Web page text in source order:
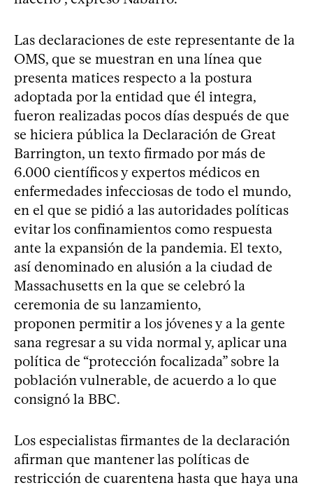
Las declaraciones de este representante de la
OMS, que se muestran en una línea que
presenta matices respecto a la postura
adoptada por la entidad que él integra,
fueron realizadas pocos días después de que
se hiciera pública la Declaración de Great
Barrington, un texto firmado por más de
6.000 científicos y expertos médicos en
enfermedades infecciosas de todo el mundo,
en el que se pidió a las autoridades políticas
evitar los confinamientos como respuesta
ante la expansión de la pandemia. El texto,
así denominado en alusión a la ciudad de
Massachusetts en la que se celebró la
ceremonia de su lanzamiento,
proponen permitir a los jóvenes y a la gente
sana regresar a su vida normal y, aplicar una
política de “protección focalizada” sobre la
población vulnerable, de acuerdo a lo que
consignó la BBC.
Los especialistas firmantes de la declaración
afirman que mantener las políticas de
restricción de cuarentena hasta que haya una